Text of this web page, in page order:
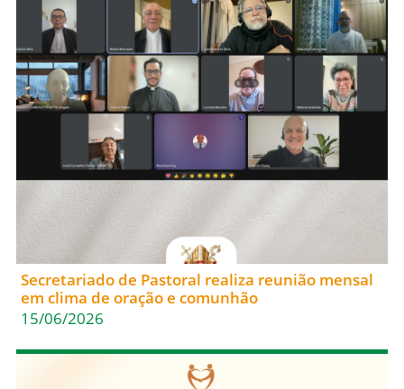
Secretariado de Pastoral realiza reunião mensal
em clima de oração e comunhão
15/06/2026